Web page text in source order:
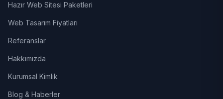
Hazır Web Sitesi Paketleri
Web Tasarım Fiyatları
Referanslar
Hakkımızda
Kurumsal Kimlik
Blog & Haberler